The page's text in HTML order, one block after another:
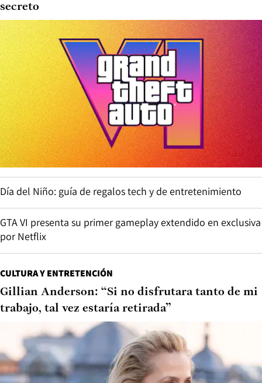
secreto
Día del Niño: guía de regalos tech y de entretenimiento
GTA VI presenta su primer gameplay extendido en exclusiva
por Netflix
CULTURA Y ENTRETENCIÓN
Gillian Anderson: “Si no disfrutara tanto de mi
trabajo, tal vez estaría retirada”